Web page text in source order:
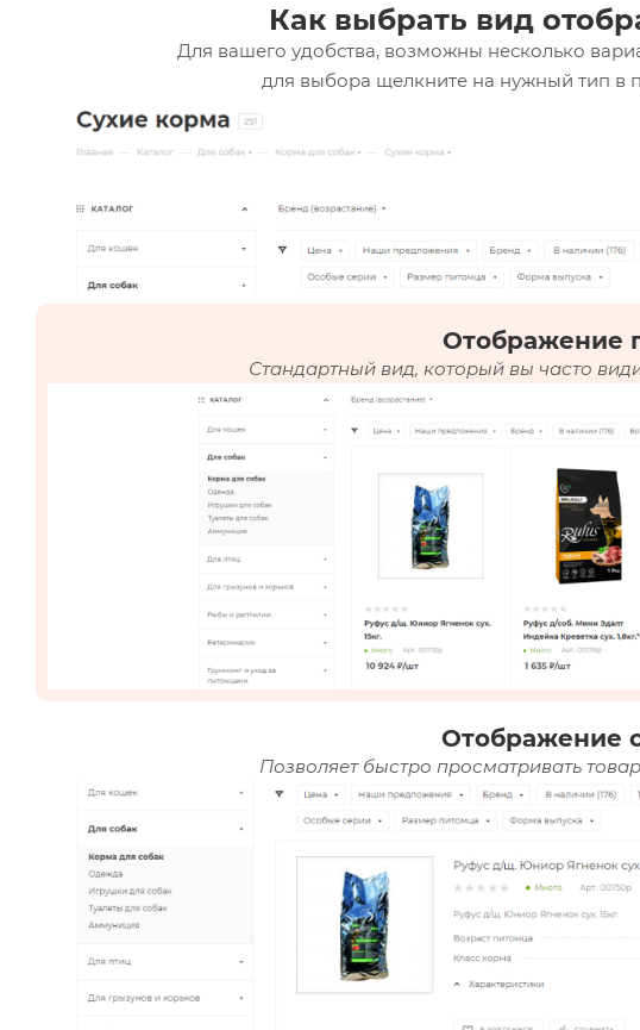
Как выбрать вид
Для вашего удобства, возможны несколько
для выбора щелкните на нужный тип в
Отображение
Стандартный вид, который вы часто
Отображение
Позволяет быстро просматривать